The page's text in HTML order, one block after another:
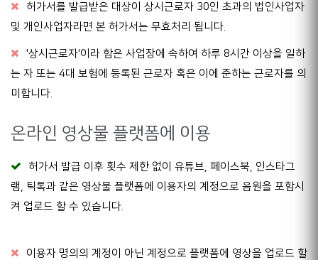
허가서를 발급받은 대상이 상시근로자 30인 초과의 법인사업자
및 개인사업자라면 본 허가서는 무효처리 됩니다.
'상시근로자'이라 함은 사업장에 속하여 하루 8시간 이상을 일하
는 자 또는 4대 보험에 등록된 근로자 혹은 이에 준하는 근로자를 의
미합니다.
온라인 영상물 플랫폼에 이용
허가서 발급 이후 횟수 제한 없이 유튜브, 페이스북, 인스타그
램, 틱톡과 같은 영상물 플랫폼에 이용자의 계정으로 음원을 포함시
켜 업로드 할 수 있습니다.
이용자 명의의 계정이 아닌 계정으로 플랫폼에 영상을 업로드 할